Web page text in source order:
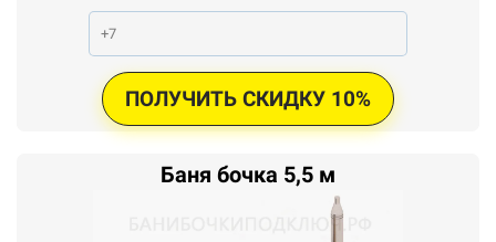
ПОЛУЧИТЬ СКИДКУ 10%
Баня бочка 5,5 м